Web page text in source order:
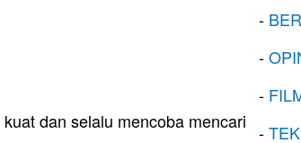
dan selalu mencoba mencari
-
-
-
-